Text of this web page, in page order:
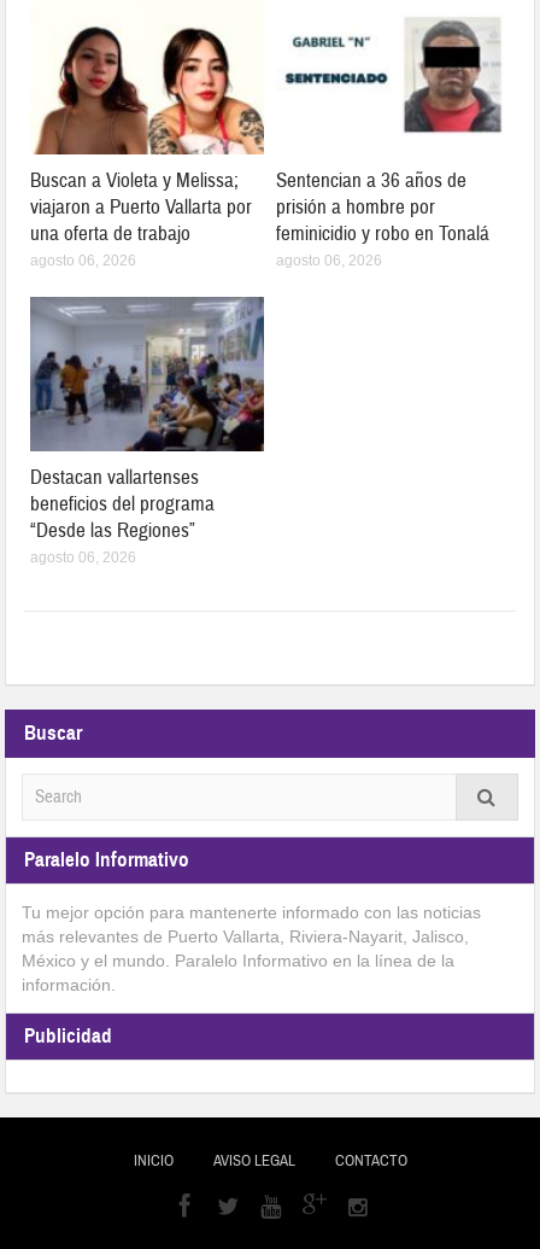
Buscan a Violeta y Melissa;
viajaron a Puerto Vallarta por
una oferta de trabajo
agosto 06, 2026
Sentencian a 36 años de
prisión a hombre por
feminicidio y robo en Tonalá
agosto 06, 2026
Destacan vallartenses
beneficios del programa
“Desde las Regiones”
agosto 06, 2026
Buscar
Paralelo Informativo
Tu mejor opción para mantenerte informado con las noticias
más relevantes de Puerto Vallarta, Riviera-Nayarit, Jalisco,
México y el mundo. Paralelo Informativo en la línea de la
información.
Publicidad
INICIO AVISO LEGAL CONTACTO